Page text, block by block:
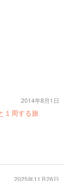
１周する旅
2014年8月1日
2025年11月26日